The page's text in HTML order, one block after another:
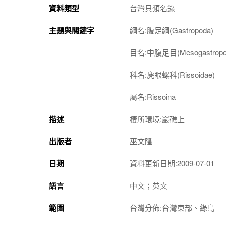
資料類型 台灣貝類名錄
主題與關鍵字 綱名:腹足綱(Gastropoda)
目名:中腹足目
科名:麂眼螺科(Rissoidae)
屬名:Rissoina
描述 棲所環境:巖礁上
出版者 巫文隆
日期 資料更新日期:2009-07-01
語言 中文；英文
範圍 台灣分佈:台灣東部、綠島